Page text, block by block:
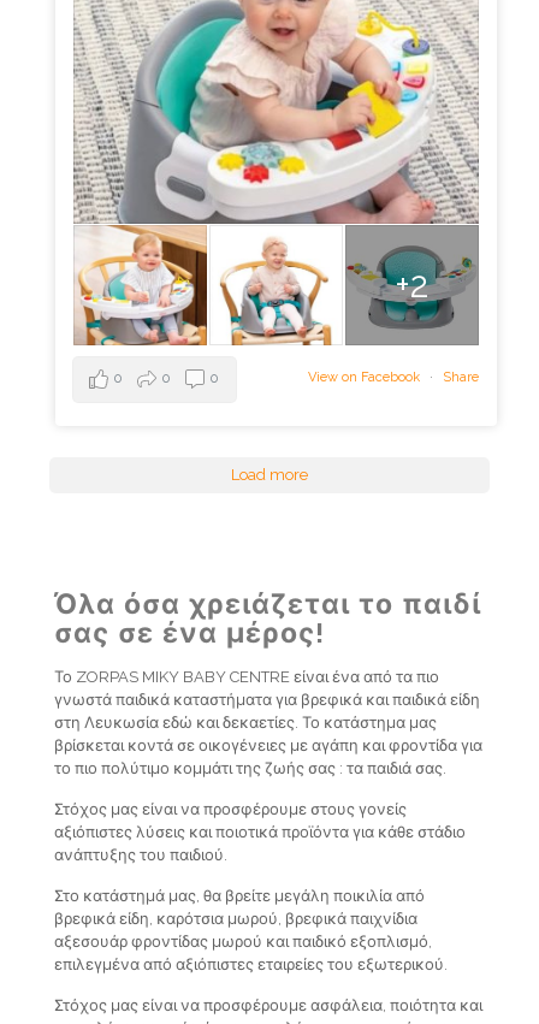
+2
View on Facebook · Share
0 0 0
Load more
Όλα όσα χρειάζεται το παιδί
σας σε ένα μέρος!
Το ZORPAS MIKY BABY CENTRE είναι ένα από τα πιο
γνωστά παιδικά καταστήματα για βρεφικά και παιδικά είδη
στη Λευκωσία εδώ και δεκαετίες. Το κατάστημα μας
βρίσκεται κοντά σε οικογένειες με αγάπη και φροντίδα για
το πιο πολύτιμο κομμάτι της ζωής σας : τα παιδιά σας.
Στόχος μας είναι να προσφέρουμε στους γονείς
αξιόπιστες λύσεις και ποιοτικά προϊόντα για κάθε στάδιο
ανάπτυξης του παιδιού.
Στο κατάστημά μας, θα βρείτε μεγάλη ποικιλία από
βρεφικά είδη, καρότσια μωρού, βρεφικά παιχνίδια
αξεσουάρ φροντίδας μωρού και παιδικό εξοπλισμό,
επιλεγμένα από αξιόπιστες εταιρείες του εξωτερικού.
Στόχος μας είναι να προσφέρουμε ασφάλεια, ποιότητα και